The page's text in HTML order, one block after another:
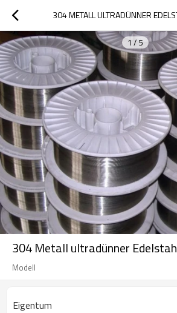
304 METALL ULTRADÜNNER
1 / 5
304 Metall ultradünner
Modell
Eigentum